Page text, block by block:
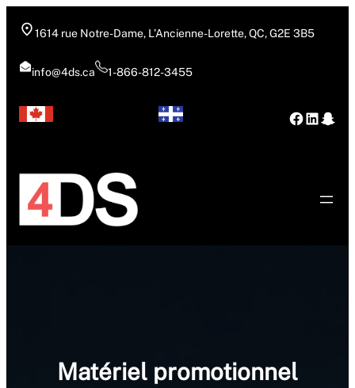
1614 rue Notre-Dame, L’Ancienne-Lorette, QC, G2E 3B5
info@4ds.ca 1-866-812-3455
Matériel promotionnel